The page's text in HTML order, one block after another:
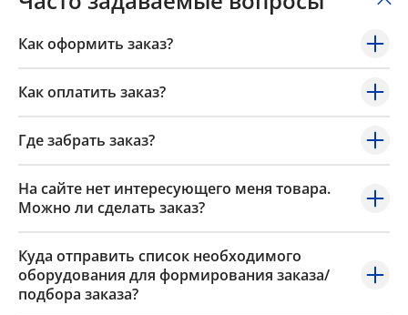
Как оформить заказ?
Как оплатить заказ?
Где забрать заказ?
На сайте нет интересующего меня товара.
Можно ли сделать заказ?
Куда отправить список необходимого
оборудования для формирования заказа/
подбора заказа?